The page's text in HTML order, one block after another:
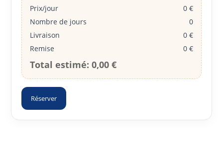
Prix/jour
0 €
Nombre de jours
0
Livraison
0 €
Remise
0 €
Total estimé: 0,00 €
Réserver